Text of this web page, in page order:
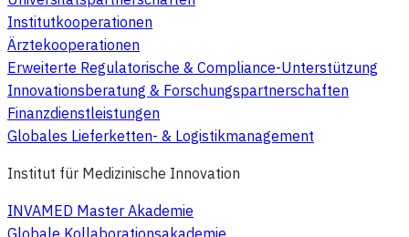
Institutkooperationen
Ärztekooperationen
Erweiterte Regulatorische & Compliance-Unterstützung
Innovationsberatung & Forschungspartnerschaften
Finanzdienstleistungen
Globales Lieferketten- & Logistikmanagement
Institut für Medizinische Innovation
INVAMED Master Akademie
Globale Kollaborationsakademie